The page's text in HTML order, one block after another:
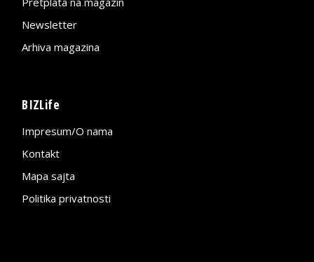
Newsletter
Arhiva magazina
BIZLife
Impresum/O nama
Kontakt
Mapa sajta
Politika privatnosti